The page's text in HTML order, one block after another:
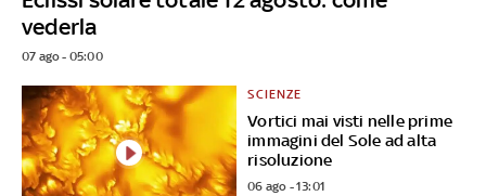
vederla
07 ago - 05:00
Vortici mai visti nelle prime
immagini del Sole ad alta
risoluzione
SCIENZE
06 ago - 13:01